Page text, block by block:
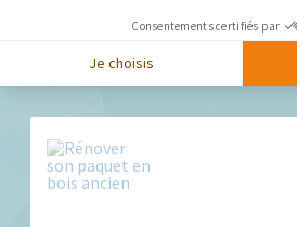
Nos derniers
Consentements certifiés par
Je choisis